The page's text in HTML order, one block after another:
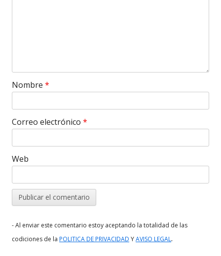
Nombre *
Correo electrónico *
Web
- Al enviar este comentario estoy aceptando la totalidad de las
codiciones de la POLITICA DE PRIVACIDAD YAVISO LEGAL.